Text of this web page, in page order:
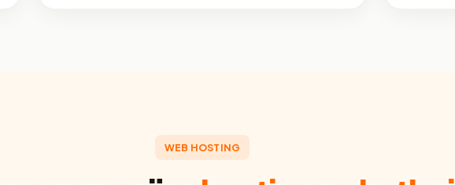
WEB HOSTING